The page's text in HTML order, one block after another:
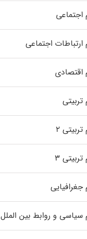
اجتماعی
اجتماعی
اقتصادی
۲
۳
سیاسی و روابط بین الملل